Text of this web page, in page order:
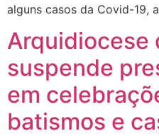
alguns casos da Covid-19,
Arquidiocese
suspende
em
batismos e